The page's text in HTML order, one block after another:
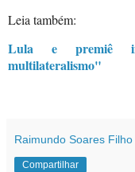
Leia também:
Lula e premiê
multilateralismo"
Raimundo Soares Filho
Compartilhar